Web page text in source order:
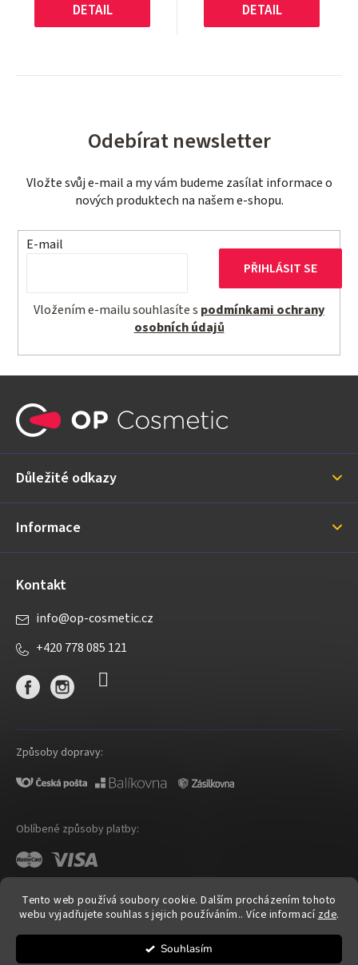
Tento web používá soubory cookie. Dalším procházením tohoto
webu vyjadřujete souhlas s jejich používáním.. Více informací zde.
Souhlasím
DETAIL DETAIL
Odebírat newsletter
Vložte svůj e-mail a my vám budeme zasílat informace o
nových produktech na našem e-shopu.
E-mail
Vložením e-mailu souhlasíte s podmínkami ochrany
osobních údajů
PŘIHLÁSIT SE
a
í
Důležité odkazy
Informace
Kontakt
info@op-cosmetic.cz
+420 778 085 121
Způsoby dopravy:
Oblíbené způsoby platby:
Shoptet |mime digital
OP Cosmetic